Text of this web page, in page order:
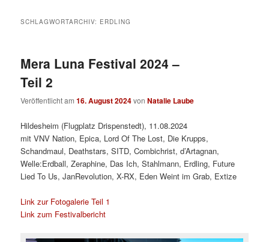
SCHLAGWORTARCHIV: ERDLING
Mera Luna Festival 2024 –
Teil 2
Veröffentlicht am16. August 2024vonNatalie Laube
Hildesheim (Flugplatz Drispenstedt), 11.08.2024
mit VNV Nation, Epica, Lord Of The Lost, Die Krupps,
Schandmaul, Deathstars, SITD, Combichrist, d’Artagnan,
Welle:Erdball, Zeraphine, Das Ich, Stahlmann, Erdling, Future
Lied To Us, JanRevolution, X-RX, Eden Weint im Grab, Extize
Link zur Fotogalerie Teil 1
Link zum Festivalbericht